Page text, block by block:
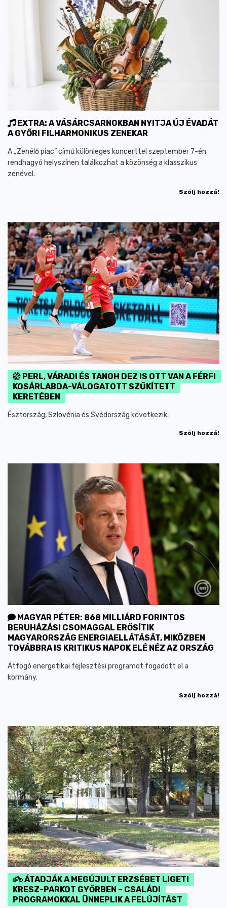
EXTRA: A VÁSÁRCSARNOKBAN NYITJA ÚJ ÉVADÁT
A GYŐRI FILHARMONIKUS ZENEKAR
A „Zenélő piac” című különleges koncerttel szeptember 7-én
rendhagyó helyszínen találkozhat a közönség a klasszikus
zenével.
Szólj hozzá!
PERL, VÁRADI ÉS TANOH DEZ IS OTT VAN A FÉRFI
KOSÁRLABDA-VÁLOGATOTT SZŰKÍTETT
KERETÉBEN
Észtország, Szlovénia és Svédország következik.
Szólj hozzá!
MAGYAR PÉTER: 868 MILLIÁRD FORINTOS
BERUHÁZÁSI CSOMAGGAL ERŐSÍTIK
MAGYARORSZÁG ENERGIAELLÁTÁSÁT, MIKÖZBEN
TOVÁBBRA IS KRITIKUS NAPOK ELÉ NÉZ AZ ORSZÁG
Átfogó energetikai fejlesztési programot fogadott el a
kormány.
Szólj hozzá!
ÁTADJÁK A MEGÚJULT ERZSÉBET LIGETI
KRESZ-PARKOT GYŐRBEN – CSALÁDI
PROGRAMOKKAL ÜNNEPLIK A FELÚJÍTÁST